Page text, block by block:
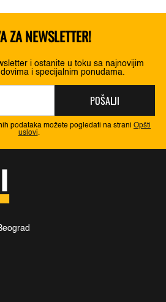
ZA NEWSLETTER!
i ostanite u toku sa najnovijim
i specijalnim ponudama.
POŠALJI
podataka možete pogledati na strani Opšti
uslovi.